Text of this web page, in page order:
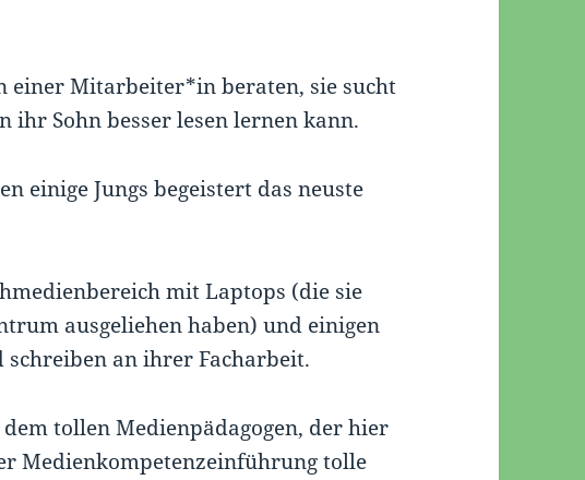
einer Mitarbeiter*in beraten, sie sucht
ihr Sohn besser lesen lernen kann.
einige Jungs begeistert das neuste
mit Laptops (die sie
ausgeliehen haben) und einigen
schreiben an ihrer Facharbeit.
tollen Medienpädagogen, der hier
Medienkompetenzeinführung tolle